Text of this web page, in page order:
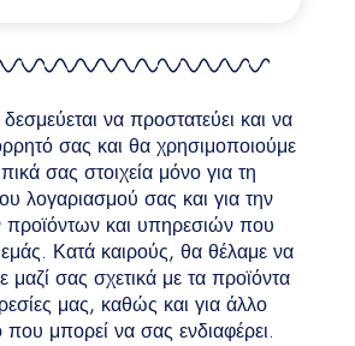
να προστατεύει και να
σας και θα χρησιμοποιούμε
σας στοιχεία μόνο για τη
λογαριασμού σας και για την
και υπηρεσιών που
Κατά καιρούς, θα θέλαμε να
μαζί σας σχετικά με τα προϊόντα
μας, καθώς και για άλλο
που μπορεί να σας ενδιαφέρει.